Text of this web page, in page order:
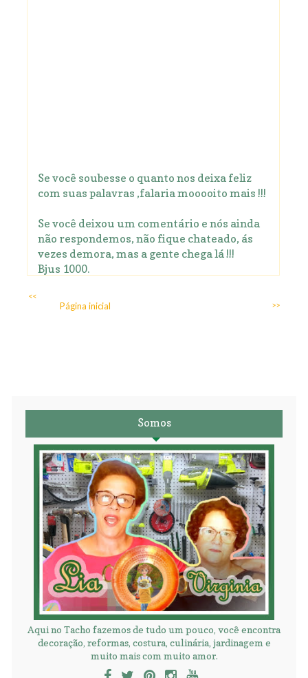
Se você soubesse o quanto nos deixa feliz
com suas palavras ,falaria mooooito mais !!!
Se você deixou um comentário e nós ainda
não respondemos, não fique chateado, ás
vezes demora, mas a gente chega lá !!!
Bjus 1000.
<<
>>
Página inicial
Somos
Aqui no Tacho fazemos de tudo um pouco, você encontra
decoração, reformas, costura, culinária, jardinagem e
muito mais com muito amor.